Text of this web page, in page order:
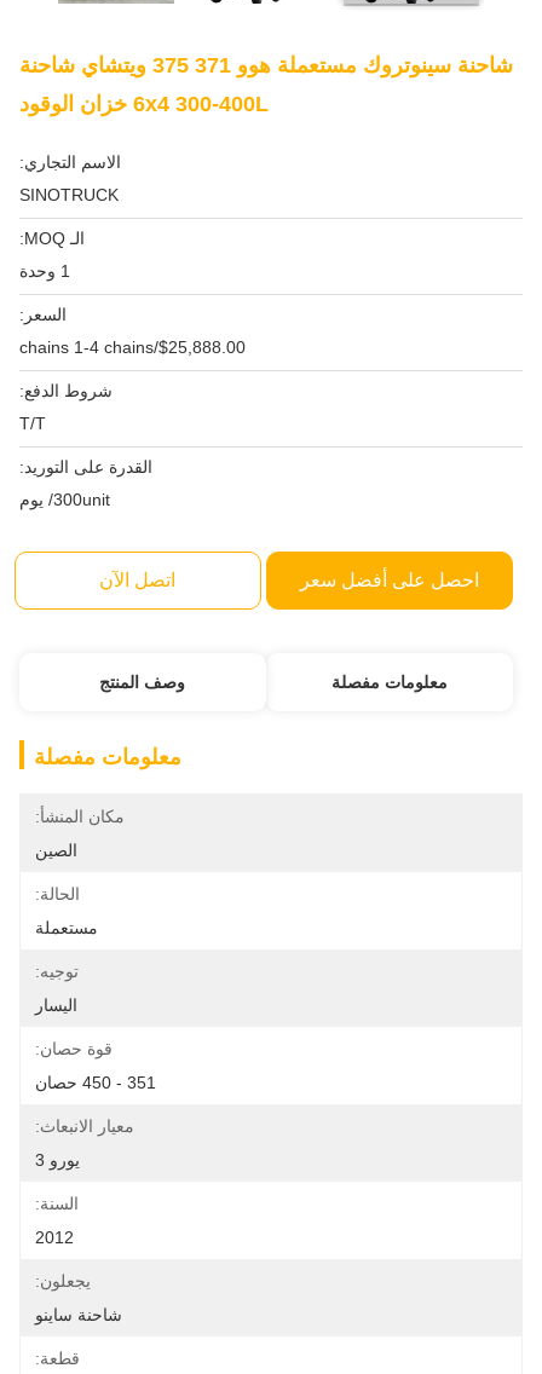
شاحنة سينوتروك مستعملة هوو 371 375 ويتشاي شاحنة
6x4 300-400L خزان الوقود
الاسم التجاري:
SINOTRUCK
الـ MOQ:
1 وحدة
السعر:
$25,888.00/chains 1-4 chains
شروط الدفع:
T/T
القدرة على التوريد:
300unit/ يوم
احصل على أفضل سعر اتصل الآن
معلومات مفصلة وصف المنتج
معلومات مفصلة
مكان المنشأ:
الصين
الحالة:
مستعملة
توجيه:
اليسار
قوة حصان:
351 - 450 حصان
معيار الانبعاث:
يورو 3
السنة:
2012
يجعلون:
شاحنة ساينو
قطعة: